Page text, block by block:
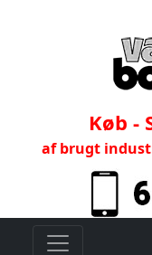
Køb -
af brugt